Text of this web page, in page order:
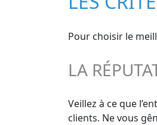
Pour choisir le
LA
Veillez à ce que
clients. Ne vous